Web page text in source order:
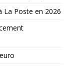
La Poste en 2026